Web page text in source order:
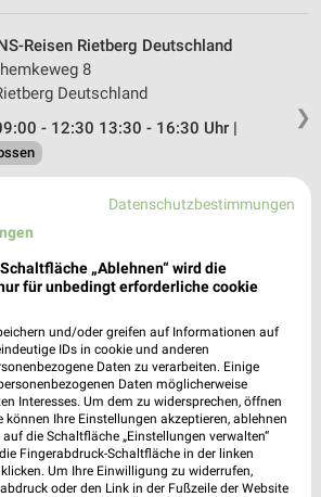
❯
Reisen Rietberg Deutschland
8
Deutschland
- 12:30 13:30 - 16:30 Uhr |
Kämpen 40
- 17:00 Uhr | Geschlossen
Lippstadt
Straße 181-183
Datenschutzbestimmungen
„Ablehnen“ wird die
für unbedingt erforderliche cookie
und/oder greifen auf Informationen auf
IDs in cookie und anderen
Daten zu verarbeiten. Einige
Daten möglicherweise
Interesses. Um dem zu widersprechen, öffnen
können Ihre Einstellungen akzeptieren, ablehnen
die Schaltfläche „Einstellungen verwalten“
Fingerabdruck-Schaltfläche in der linken
Um Ihre Einwilligung zu widerrufen,
oder den Link in der Fußzeile der Website